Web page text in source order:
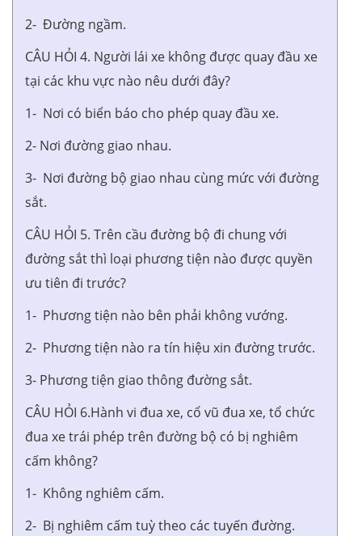
2- Đường ngầm.
CÂU HỎI 4. Người lái xe không được quay đầu xe
tại các khu vực nào nêu dưới đây?
1- Nơi có biển báo cho phép quay đầu xe.
2- Nơi đường giao nhau.
3- Nơi đường bộ giao nhau cùng mức với đường
sắt.
CÂU HỎI 5. Trên cầu đường bộ đi chung với
đường sắt thì loại phương tiện nào được quyền
ưu tiên đi trước?
1- Phương tiện nào bên phải không vướng.
2- Phương tiện nào ra tín hiệu xin đường trước.
3- Phương tiện giao thông đường sắt.
CÂU HỎI 6.Hành vi đua xe, cổ vũ đua xe, tổ chức
đua xe trái phép trên đường bộ có bị nghiêm
cấm không?
1- Không nghiêm cấm.
2- Bị nghiêm cấm tuỳ theo các tuyến đường.